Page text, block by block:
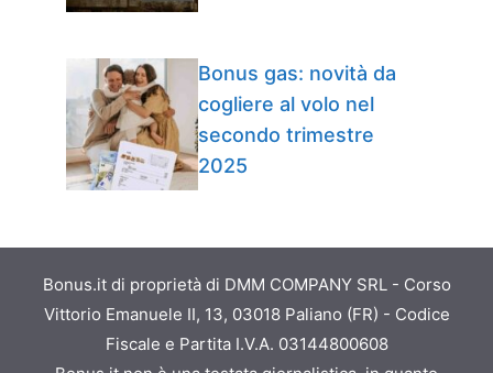
Bonus gas: novità da
cogliere al volo nel
secondo trimestre
2025
Bonus.it di proprietà di DMM COMPANY SRL - Corso
Vittorio Emanuele II, 13, 03018 Paliano (FR) - Codice
Fiscale e Partita I.V.A. 03144800608